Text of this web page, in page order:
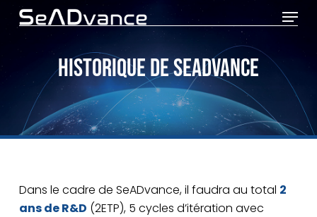
Menu
HISTORIQUE DE SEADVANCE
Dans le cadre de SeADvance, il faudra au total 2
ans de R&D (2ETP), 5 cycles d’itération avec